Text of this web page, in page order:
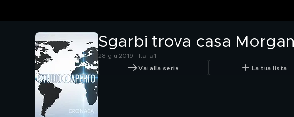
Sgarbi trova casa Morgan
28 giu 2019 | Italia 1
Vai alla serie La tua lista